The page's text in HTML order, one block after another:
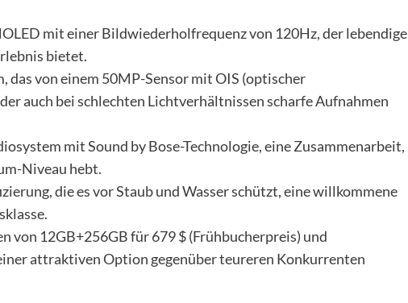
mit einer Bildwiederholfrequenz von 120Hz, der lebendige
bietet.
das von einem 50MP-Sensor mit OIS (optischer
auch bei schlechten Lichtverhältnissen scharfe Aufnahmen
mit Sound by Bose-Technologie, eine Zusammenarbeit,
Niveau hebt.
die es vor Staub und Wasser schützt, eine willkommene
von 12GB+256GB für 679 $ (Frühbucherpreis) und
attraktiven Option gegenüber teureren Konkurrenten